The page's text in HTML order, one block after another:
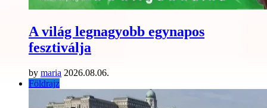
A világ legnagyobb egynapos
fesztiválja
by maria 2026.08.06.
Földrajz